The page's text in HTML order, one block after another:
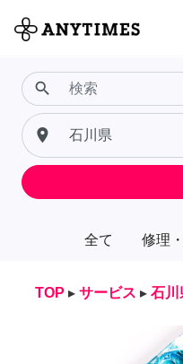
全て 修理
search
place
TOP ▸ サービス ▸ 石川